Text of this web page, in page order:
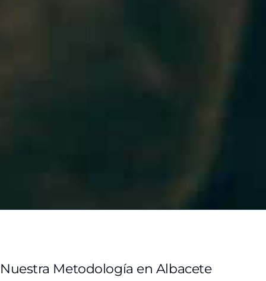
Nuestra Metodología en Albacete